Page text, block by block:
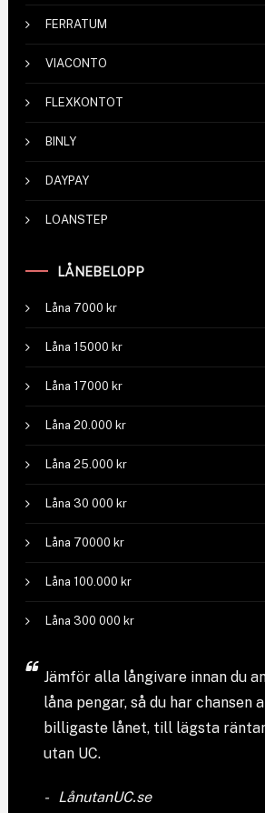
FERRATUM
VIACONTO
FLEXKONTOT
BINLY
DAYPAY
LOANSTEP
LÅNEBELOPP
Låna 7000 kr
Låna 15000 kr
Låna 17000 kr
Låna 20.000 kr
Låna 25.000 kr
Låna 30 000 kr
Låna 70000 kr
Låna 100.000 kr
Låna 300 000 kr
Jämför alla långivareinnan du
låna pengar, så du har chansen
billigaste lånet, till lägsta
utan UC.
LånutanUC.se